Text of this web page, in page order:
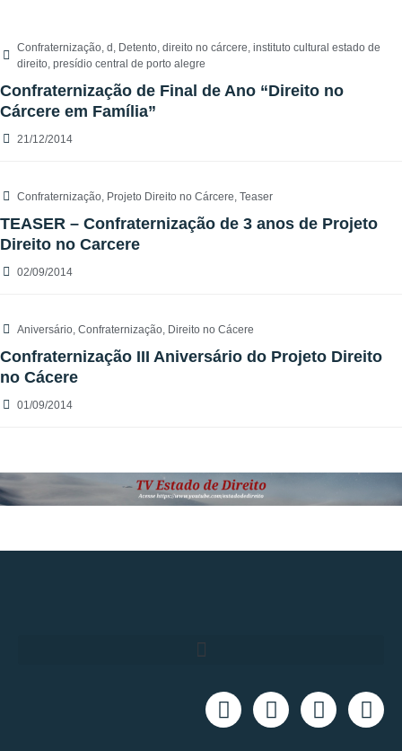
Confraternização, d , Detento, direito no cárcere, instituto cultural estado de
direito, presídio central de porto alegre
Confraternização de Final de Ano “Direito no
Cárcere em Família”
21/12/2014
Confraternização, Projeto Direito no Cárcere, Teaser
TEASER – Confraternização de 3 anos de Projeto
Direito no Carcere
02/09/2014
Aniversário, Confraternização, Direito no Cácere
Confraternização III Aniversário do Projeto Direito
no Cácere
01/09/2014